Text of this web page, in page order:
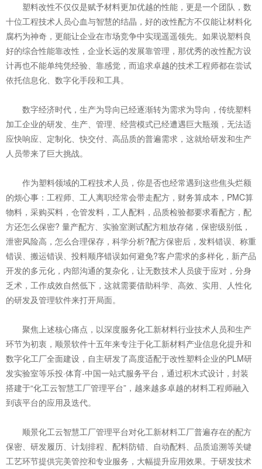
塑料改性不仅仅是赋予材料更加优越的性能，更是一个团队，数
十位工程技术人员心血与智慧的结晶，好的改性配方不仅能让材料化
腐朽为神奇，更能让企业在市场竞争中实现遥遥领先。如果说塑料良
好的综合性能靠改性，企业长远的发展靠管理，那优秀的改性配方设
计再也不能单纯凭经验、靠感觉，而追求卓越的技术工程师都在尝试
依托信息化、数字化手段和工具。
数字经济时代，生产为导向已经逐渐转为需求为导向，传统塑料
加工企业的研发、生产、管理、经营模式已经遭遇巨大瓶颈，无法适
应快响应、定制化、快交付、高品质的普遍需求，这就给研发和生产
人员带来了巨大挑战。
作为塑料领域的工程技术人员，你是否也经常遇到这些焦头烂额
的烦心事：工程师、工人离职经常会带走配方，财务算成本，PMC算
物料，采购买料，仓管发料，工人配料，品质检验都要求看配方，配
方还怎么保密? 量产配方、实验室测试配方粗放存储，保密级别低，
泄密风险高，怎么合理保存，科学分析?配方保密后，发料错误、称重
错误、搬运错误、投料顺序错误如何避免?客户需求的多样化，新产品
开发的多元化，内部沟通的复杂化，让无数技术人员疲于应对，分身
乏术，工作成效自然低下，这就需要借助科学、高效、实用、人性化
的研发及管理软件来打开局面。
聚焦上述核心痛点，以深度服务化工新材料行业技术人员和生产
环节为初衷，顺景软件十五年来专注于化工新材料产业信息化提升和
数字化工厂全面建设，自主研发了高度适配于改性塑料企业的PLM研
发实验室等乐投·体育-中国一站式服务平台，通过积木式设计，封装
搭建于“化工云智慧工厂管理平台”，越来越多卓越的材料工程师融入
到该平台的应用及迭代。
顺景化工云智慧工厂管理平台对化工新材料工厂普遍存在的配方
保密、研发履历、计划排程、配料防错、自动配料、品质追溯等关键
工艺环节提供完美管控和专业服务，大幅提升应用效果。于研发技术